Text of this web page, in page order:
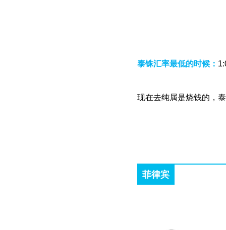
泰铢汇率最低的时候：
现在去纯属是烧钱的，
菲律宾